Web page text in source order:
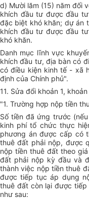
d) Mười lăm (15) năm đối
khích đầu tư được đầu
đặc biệt khó khăn; dự án
khích đầu tư được đầu
khó khăn.
Danh mục lĩnh vực
khích đầu tư, địa bàn có
có điều kiện kinh tế - xã
định của Chính phủ".
11. Sửa đổi khoản 1,
"1. Trường hợp nộp tiền
Số tiền đã ứng trước
kinh phí tổ chức thực
phương án được cấp có
thuê đất phải nộp, được
nộp tiền thuê đất theo
đất phải nộp kỳ đầu và
thành việc nộp tiền thuê
được tiếp tục áp dụng
thuê đất còn lại được
như sau: